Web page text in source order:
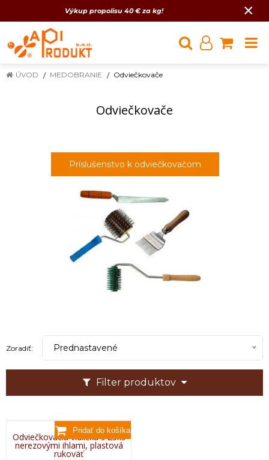
Výkup propolisu 40 € za kg! ×
ÚVOD MEDOBRANIE Odviečkovače
Odviečkovače
Príslušenstvo k odviečkovačom
Filter produktov
Zoradiť: Prednastavené
Odviečkovacia vidlička s 25ks
nerezovými ihlami, plastová
rukoväť